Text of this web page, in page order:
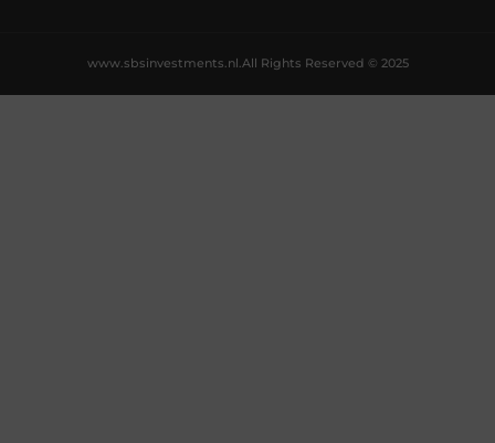
All Rights Reserved © 2025
www.sbsinvestments.nl.